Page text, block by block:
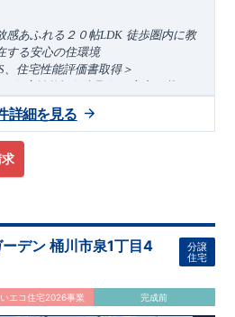
況」を検査した上で、品質を保証し
お引渡し後最大10回の無料定期点検
き合いだと考え、アフターサービ
をもって対応いたします。
動画でご紹介中
たい！！
「少し見てみたい」「話だけ聞いて
うぞ。
感あふれる２０帖LDK 徒歩圏内に教
する安心の住環境
、住宅性能評価書取得＞
ま
店 約760ｍ（徒歩10分）
】
備
駐車スペースは3台分（※車種
ください） ◆リビング隣接の畳コー
ぎスペースまで用途多彩 ◆作業中も
宅所沢営業所
詳細を見る
デン 桶川市泉1丁目4
分譲
住宅
エコ住宅2026事業 完成前